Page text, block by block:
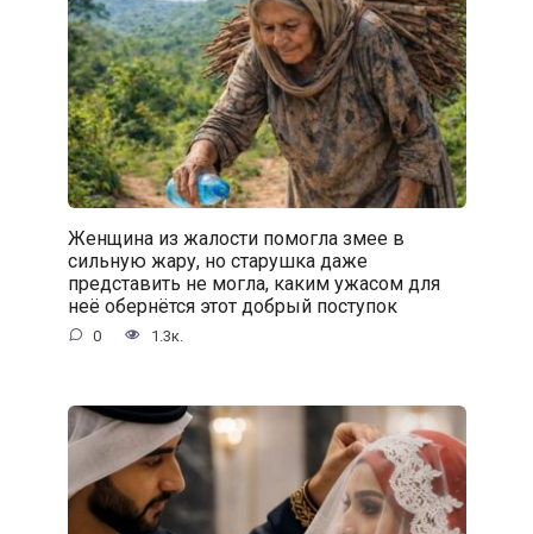
Женщина из жалости помогла змее в
сильную жару, но старушка даже
представить не могла, каким ужасом для
неё обернётся этот добрый поступок
0 1.3к.